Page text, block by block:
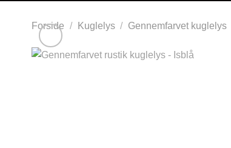
Forside / Kuglelys / Gennemfarvet kuglelys